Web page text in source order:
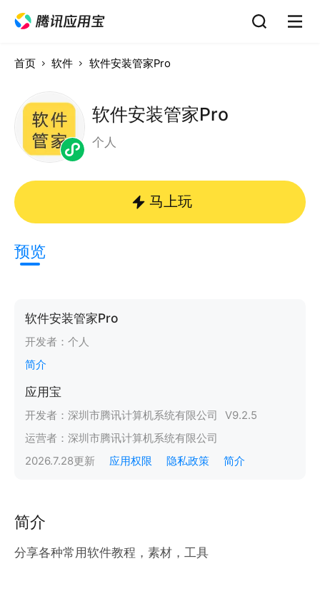
首页 软件 软件安装管家Pro
软件安装管家Pro
个人
马上玩
预览
软件安装管家Pro
开发者： 个人
简介
应用宝
开发者： 深圳市腾讯计算机系统有限公司 V9.2.5
运营者： 深圳市腾讯计算机系统有限公司
2026.7.28更新 应用权限 隐私政策 简介
简介
分享各种常用软件教程，素材，工具